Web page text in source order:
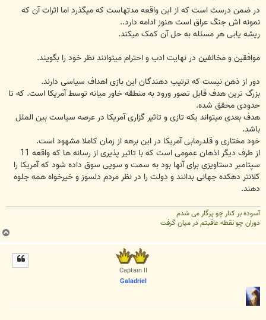
ت
در ضمن درست است که از این واقعه مدتهاست که میگذرد اما اثرات آن که
نمونه اش جنگ عراق است هنوز ادامه دارد..
ریشه یابی هر مسئله به حل آن کمک میکند.
موافقین و مخالفین در نهایت ادب و احترام میتوانند نظر خود را بگویند.
دور از ذهن نیست که ترتیب دهندگان این بازی اهداف سیاسی دارند.
بزرگ ترین هدف قابل تصور ورود به منطقه خاور میانه توسط آمریکا است. که تا
حدودی محقق شده.
هدف بعدی میتواند یکه تازی و تاثیر گزاری آمریکا در عرصه سیاست بین الملل
باشد.
خود مختاری و قلدرمابی آمریکا در این برهه از زمان کاملا مشهود است.
از طرف دیگر اذهان عمومی است که با تاثیر پذیری از رسانه ها که واقعه 11
سپتامبر دستاویزی برای آنها بود به سمت و سویی سوق داده شود که آمریکا را
کلانتر دهکده جهانی بدانند و دولت را در نظر مردم دلسوز و خیرخواه همه جلوه
دهند.
آسوده بر کنار چو پرگار می شدم
دوران چو نقطه عاقبتم در میان گرفت
ب
ا
Captain II
Galadriel